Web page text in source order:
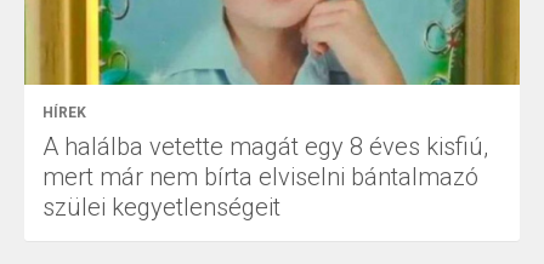
HÍREK
A halálba vetette magát egy 8 éves kisfiú,
mert már nem bírta elviselni bántalmazó
szülei kegyetlenségeit